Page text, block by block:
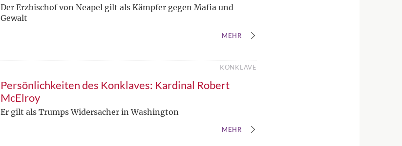
Der Erzbischof von Neapel gilt als Kämpfer gegen Mafia und
Gewalt
MEHR
KONKLAVE
Persönlichkeiten des Konklaves: Kardinal Robert
McElroy
Er gilt als Trumps Widersacher in Washington
MEHR